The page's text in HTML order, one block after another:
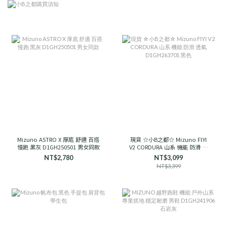
Mizuno ASTRO X 厚底 舒適 百搭
慢跑 黑灰 D1GH250501 男女同款
NT$2,780
現貨 ☆小B之都☆ Mizuno FIYI
V2 CORDURA 山系 機能 防滑 透
氣 D1GH263701 黑色
NT$3,099
NT$3,399